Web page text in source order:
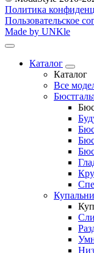
Политика
Пользовательское
Made by UNKle
Каталог
Каталог
Все